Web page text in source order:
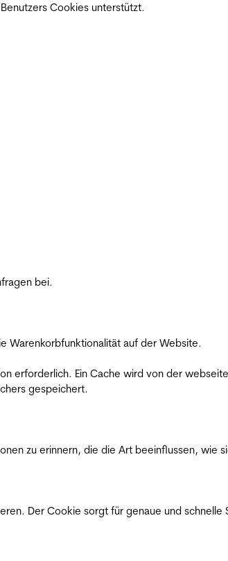
Cookies unterstützt.
bei.
Warenkorbfunktionalität auf der Website.
erforderlich. Ein Cache wird von der
gespeichert.
zu erinnern, die die Art beeinflussen,
Der Cookie sorgt für genaue und schnelle